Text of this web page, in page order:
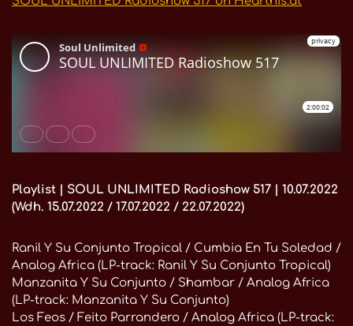
Playlist | SOUL UNLIMITED Radioshow 517 | 10.07.2022
(Wdh. 15.07.2022 / 17.07.2022 / 22.07.2022)
Ranil Y Su Conjunto Tropical / Cumbia En Tu Soledad /
Analog Africa (LP-track: Ranil Y Su Conjunto Tropical)
Manzanita Y Su Conjunto / Shambar / Analog Africa
(LP-track: Manzanita Y Su Conjunto)
Los Feos / Feito Parrandero / Analog Africa (LP-track: